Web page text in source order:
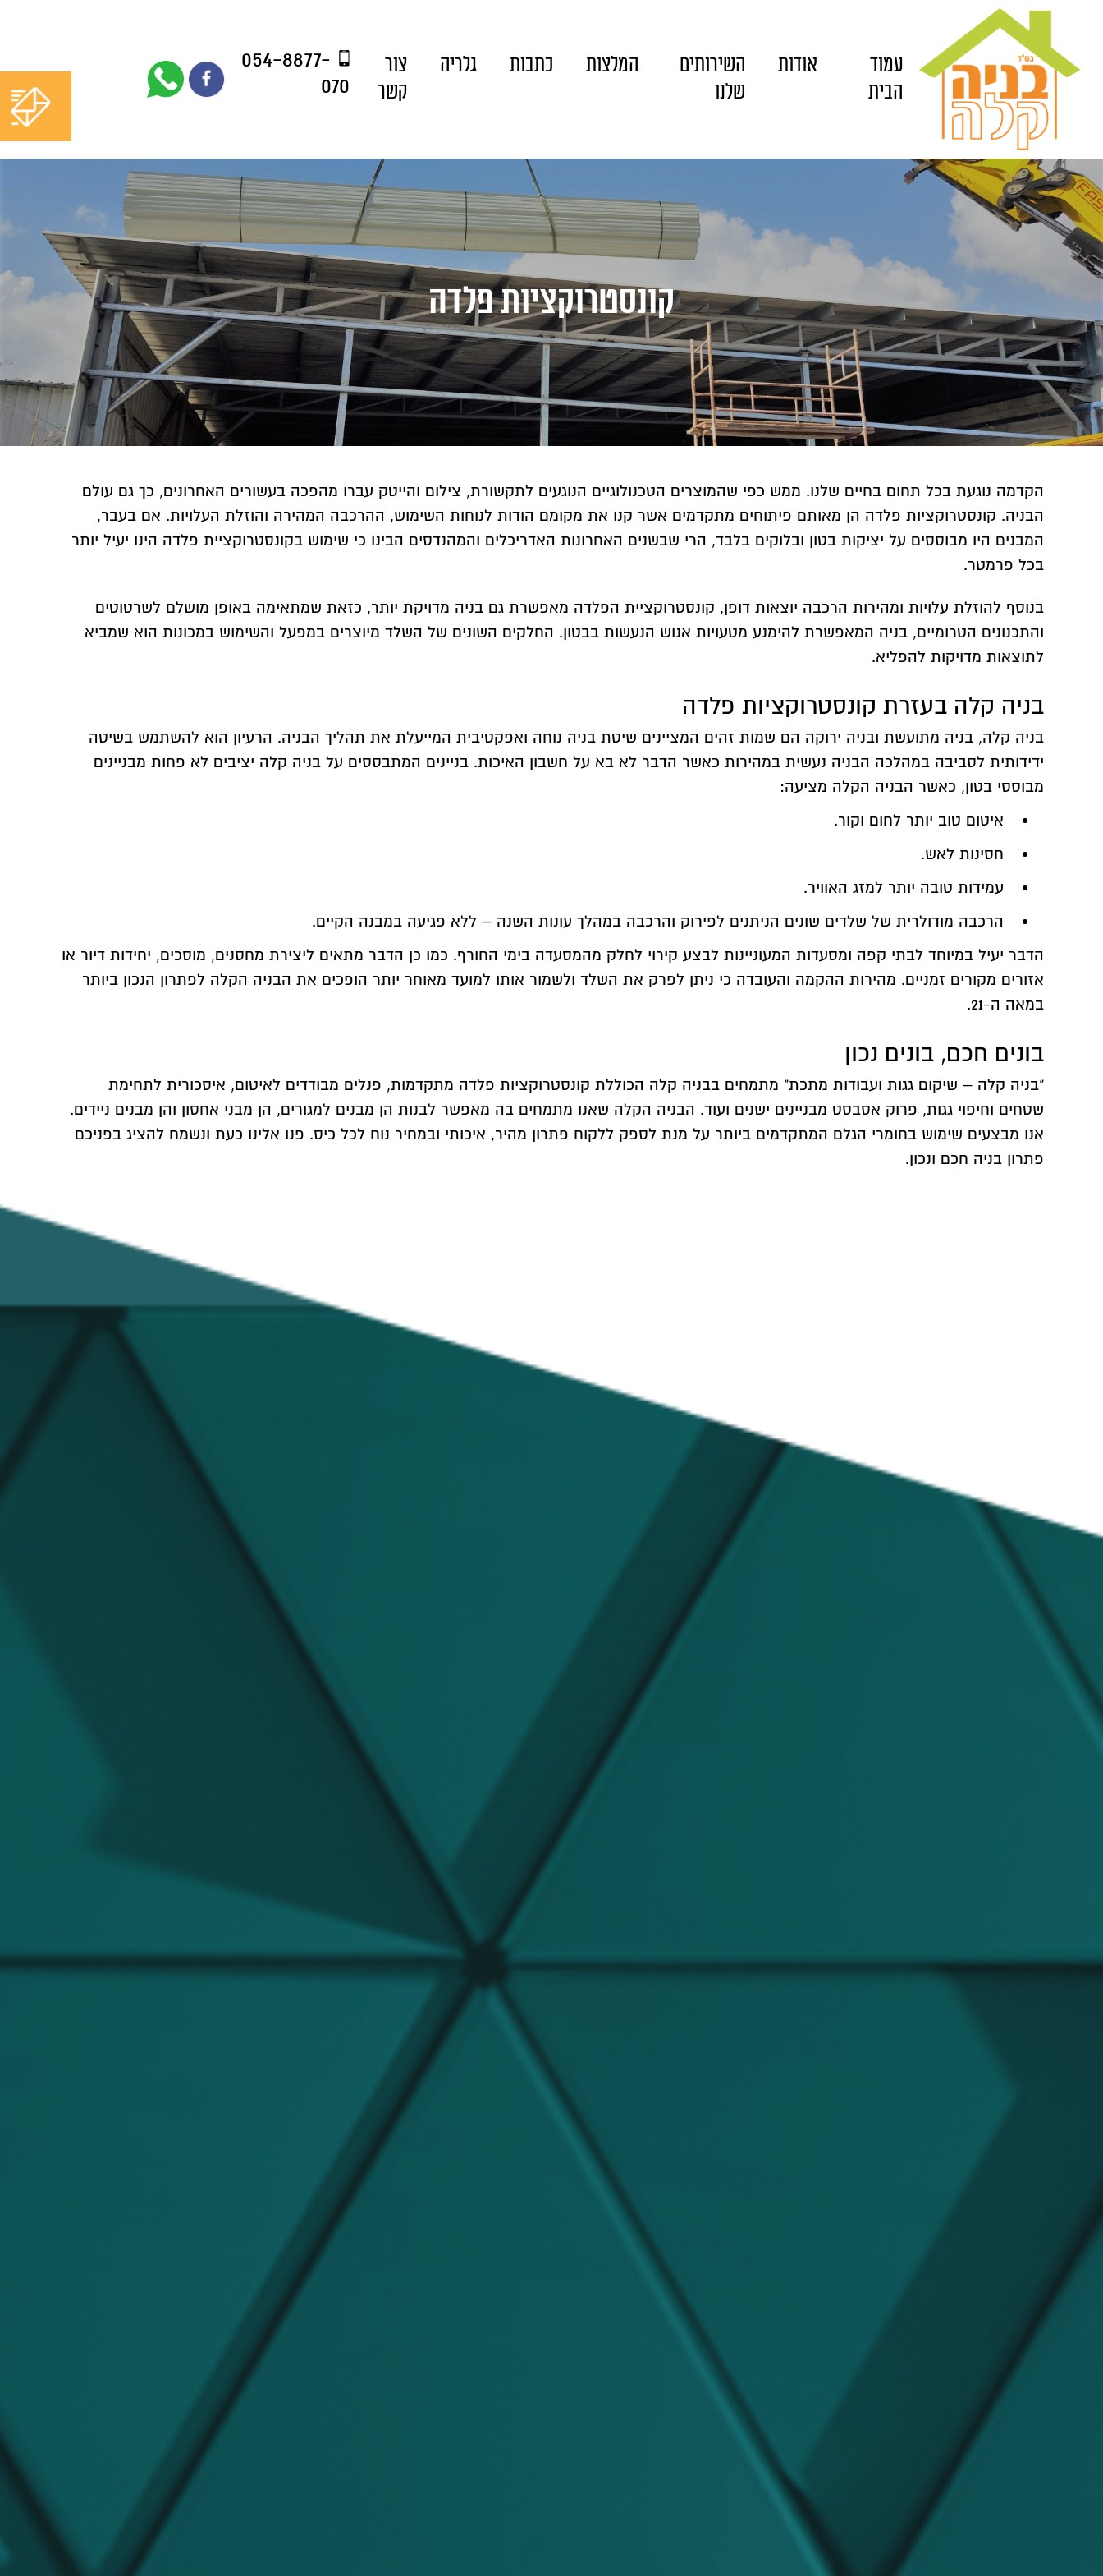
עמוד
הבית
אודות
השירותים
שלנו
המלצות כתבות גלריה
צור
קשר
054-8877-
070
054-8877-
קונסטרוקציות פלדה
הקדמה נוגעת בכל תחום בחיים שלנו. ממש כפי שהמוצרים הטכנולוגיים הנוגעים לתקשורת, צילום והייטק עברו מהפכה בעשורים האחרונים, כך גם עולם
הבניה. קונסטרוקציות פלדה הן מאותם פיתוחים מתקדמים אשר קנו את מקומם הודות לנוחות השימוש, ההרכבה המהירה והוזלת העלויות. אם בעבר,
המבנים היו מבוססים על יציקות בטון ובלוקים בלבד, הרי שבשנים האחרונות האדריכלים והמהנדסים הבינו כי שימוש בקונסטרוקציית פלדה הינו יעיל יותר
בכל פרמטר.
בנוסף להוזלת עלויות ומהירות הרכבה יוצאות דופן, קונסטרוקציית הפלדה מאפשרת גם בניה מדויקת יותר, כזאת שמתאימה באופן מושלם לשרטוטים
והתכנונים הטרומיים, בניה המאפשרת להימנע מטעויות אנוש הנעשות בבטון. החלקים השונים של השלד מיוצרים במפעל והשימוש במכונות הוא שמביא
לתוצאות מדויקות להפליא.
בניה קלה בעזרת קונסטרוקציות פלדה
בניה קלה, בניה מתועשת ובניה ירוקה הם שמות זהים המציינים שיטת בניה נוחה ואפקטיבית המייעלת את תהליך הבניה. הרעיון הוא להשתמש בשיטה
ידידותית לסביבה במהלכה הבניה נעשית במהירות כאשר הדבר לא בא על חשבון האיכות. בניינים המתבססים על בניה קלה יציבים לא פחות מבניינים
מבוססי בטון, כאשר הבניה הקלה מציעה:
איטום טוב יותר לחום וקור.
חסינות לאש.
עמידות טובה יותר למזג האוויר.
הרכבה מודולרית של שלדים שונים הניתנים לפירוק והרכבה במהלך עונות השנה – ללא פגיעה במבנה הקיים.
הדבר יעיל במיוחד לבתי קפה ומסעדות המעוניינות לבצע קירוי לחלק מהמסעדה בימי החורף. כמו כן הדבר מתאים ליצירת מחסנים, מוסכים, יחידות דיור או
אזורים מקורים זמניים. מהירות ההקמה והעובדה כי ניתן לפרק את השלד ולשמור אותו למועד מאוחר יותר הופכים את הבניה הקלה לפתרון הנכון ביותר
במאה ה-21.
בונים חכם, בונים נכון
"בניה קלה – שיקום גגות ועבודות מתכת" מתמחים בבניה קלה הכוללת קונסטרוקציות פלדה מתקדמות, פנלים מבודדים לאיטום, איסכורית לתחימת
שטחים וחיפוי גגות, פרוק אסבסט מבניינים ישנים ועוד. הבניה הקלה שאנו מתמחים בה מאפשר לבנות הן מבנים למגורים, הן מבני אחסון והן מבנים ניידים.
אנו מבצעים שימוש בחומרי הגלם המתקדמים ביותר על מנת לספק ללקוח פתרון מהיר, איכותי ובמחיר נוח לכל כיס. פנו אלינו כעת ונשמח להציג בפניכם
פתרון בניה חכם ונכון.